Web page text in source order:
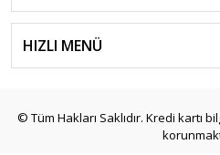
HIZLI MENÜ
© Tüm Hakları Saklıdır. Kredi kartı